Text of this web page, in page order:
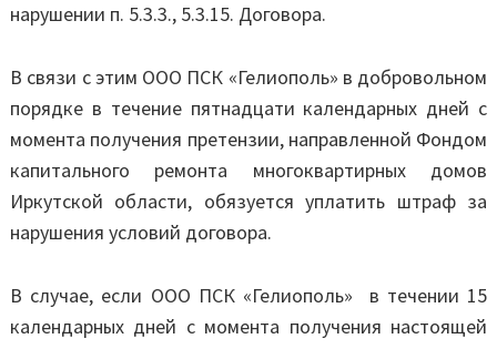
нарушении п. 5.3.3., 5.3.15. Договора.
В связи с этим ООО ПСК «Гелиополь» в добровольном
порядке в течение пятнадцати календарных дней с
момента получения претензии, направленной Фондом
капитального ремонта многоквартирных домов
Иркутской области, обязуется уплатить штраф за
нарушения условий договора.
В случае, если ООО ПСК «Гелиополь» в течении 15
календарных дней с момента получения настоящей